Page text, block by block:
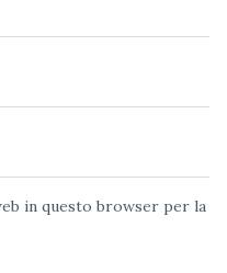
in questo browser per la